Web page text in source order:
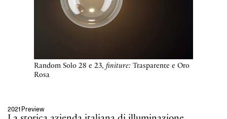
Random Solo 28 e 23,finiture: Trasparente e Oro
Rosa
2021 Preview